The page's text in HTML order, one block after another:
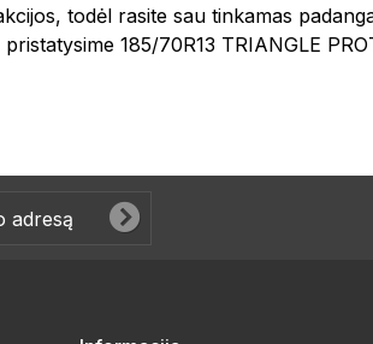
todėl rasite sau tinkamas
185/70R13 TRIANGLE